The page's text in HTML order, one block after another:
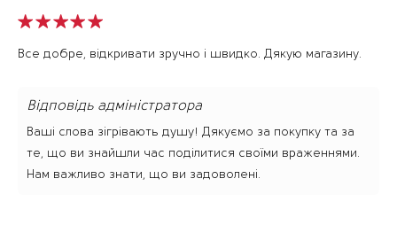
Все добре, відкривати зручно і швидко. Дякую магазину.
Відповідь адміністратора
Ваші слова зігрівають душу! Дякуємо за покупку та за
те, що ви знайшли час поділитися своїми враженнями.
Нам важливо знати, що ви задоволені.